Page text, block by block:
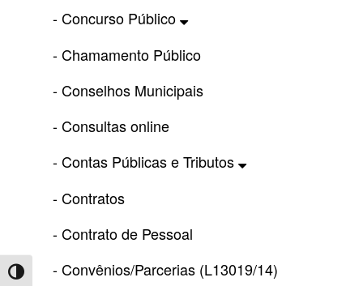
Toggle High Contrast
- Concurso Público
- Chamamento Público
- Conselhos Municipais
- Consultas online
- Contas Públicas e Tributos
- Contratos
- Contrato de Pessoal
- Convênios/Parcerias (L13019/14)